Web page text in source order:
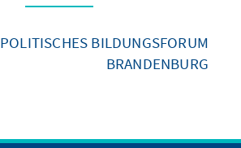
POLITISCHES BILDUNGSFORUM
BRANDENBURG